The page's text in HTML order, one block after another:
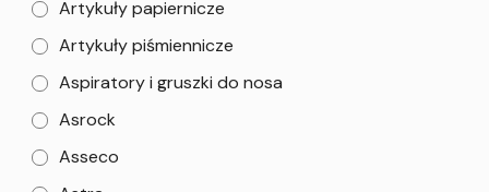
Artykuły papiernicze
Artykuły piśmiennicze
Aspiratory i gruszki do nosa
Asrock
Asseco